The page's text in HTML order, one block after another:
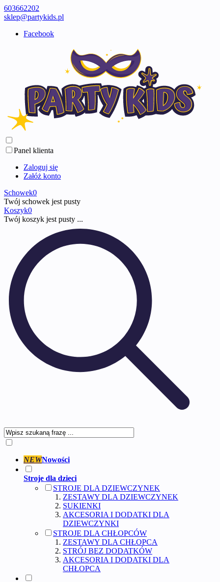
603662202
sklep@partykids.pl
Facebook
Panel klienta
Zaloguj się
Załóż konto
Schowek0
Twój schowek jest pusty
Koszyk0
Twój koszyk jest pusty ...
NEWNowości
Stroje dla dzieci
STROJE DLA DZIEWCZYNEK
ZESTAWY DLA DZIEWCZYNEK
SUKIENKI
AKCESORIA I DODATKI DLA
DZIEWCZYNKI
STROJE DLA CHŁOPCÓW
ZESTAWY DLA CHŁOPCA
STRÓJ BEZ DODATKÓW
AKCESORIA I DODATKI DLA
CHŁOPCA